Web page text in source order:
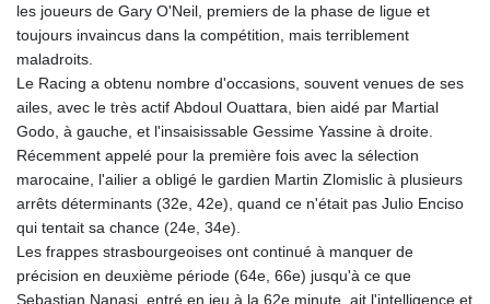
les joueurs de Gary O'Neil, premiers de la phase de ligue et
toujours invaincus dans la compétition, mais terriblement
maladroits.
Le Racing a obtenu nombre d'occasions, souvent venues de ses
ailes, avec le très actif Abdoul Ouattara, bien aidé par Martial
Godo, à gauche, et l'insaisissable Gessime Yassine à droite.
Récemment appelé pour la première fois avec la sélection
marocaine, l'ailier a obligé le gardien Martin Zlomislic à plusieurs
arrêts déterminants (32e, 42e), quand ce n'était pas Julio Enciso
qui tentait sa chance (24e, 34e).
Les frappes strasbourgeoises ont continué à manquer de
précision en deuxième période (64e, 66e) jusqu'à ce que
Sebastian Nanasi, entré en jeu à la 62e minute, ait l'intelligence et